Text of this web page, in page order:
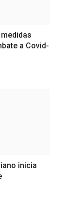
a Covid-
inicia